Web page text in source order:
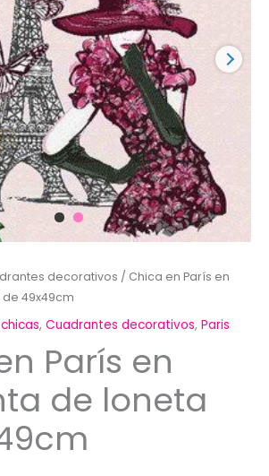
decorativos / Chica en París en
49x49cm
, Cuadrantes decorativos, Paris
París en
de loneta